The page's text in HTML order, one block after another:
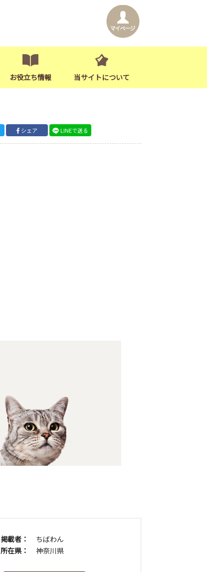
お役立ち情報 当サイトについて
シェア LINEで送る
掲載者：
ちばわん
所在県：
神奈川県